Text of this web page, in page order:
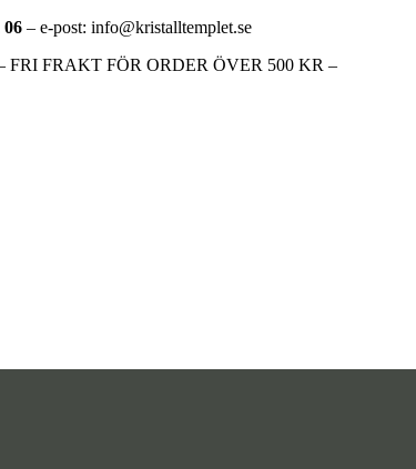
06 – e-post: info@kristalltemplet.se
FRI FRAKT FÖR ORDER ÖVER 500 KR –